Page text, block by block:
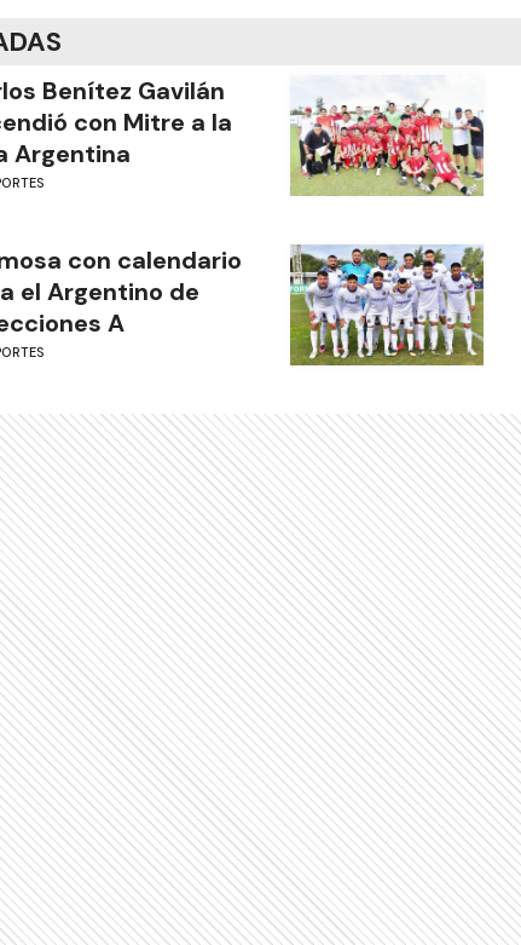
Benítez Gavilán
con Mitre a la
Argentina
con calendario
el Argentino de
A